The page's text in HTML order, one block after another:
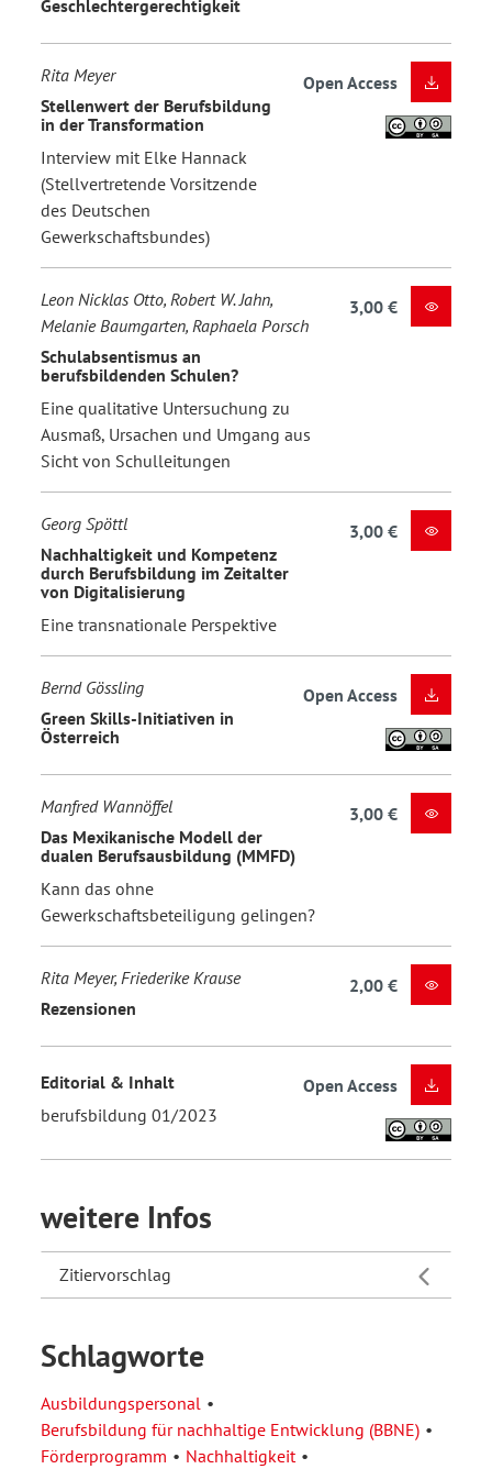
Geschlechtergerechtigkeit
Rita Meyer
Stellenwert der Berufsbildung
in der Transformation
Interview mit Elke Hannack
(Stellvertretende Vorsitzende
des Deutschen
Gewerkschaftsbundes)
Open Access
Leon Nicklas Otto, Robert W. Jahn,
Melanie Baumgarten, Raphaela Porsch
Schulabsentismus an
berufsbildenden Schulen?
Eine qualitative Untersuchung zu
Ausmaß, Ursachen und Umgang aus
Sicht von Schulleitungen
3,00 €
Georg Spöttl
Nachhaltigkeit und Kompetenz
durch Berufsbildung im Zeitalter
von Digitalisierung
Eine transnationale Perspektive
3,00 €
Bernd Gössling
Green Skills-Initiativen in
Österreich
Open Access
Manfred Wannöffel
Das Mexikanische Modell der
dualen Berufsausbildung (MMFD)
Kann das ohne
Gewerkschaftsbeteiligung gelingen?
3,00 €
Rita Meyer, Friederike Krause
Rezensionen
2,00 €
Editorial & Inhalt
berufsbildung 01/2023
Open Access
weitere Infos
Zitiervorschlag
Schlagworte
Ausbildungspersonal
Berufsbildung für nachhaltige Entwicklung (BBNE)
Förderprogramm
Nachhaltigkeit